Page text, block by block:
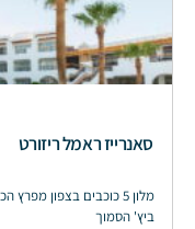
סאנרייז ראמל ריזורט
מלון 5 כוכבים בצפון
ביץ' הסמוך